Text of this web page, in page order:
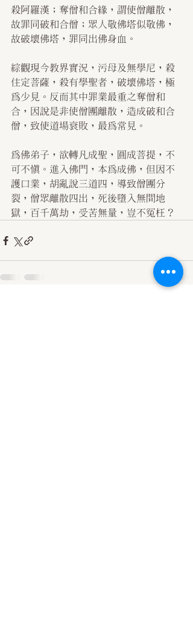
殺阿羅漢；奪僧和合緣，謂使僧離散，
故罪同破和合僧；眾人敬佛塔似敬佛，
故破壞佛塔，罪同出佛身血。
綜觀現今教界實況，污母及無學尼，殺
住定菩薩，殺有學聖者，破壞佛塔，極
為少見。反而其中罪業最重之奪僧和
合，因說是非使僧團離散，造成破和合
僧，致使道場衰敗，最為常見。
為佛弟子，欲轉凡成聖，圓成菩提，不
可不慎。進入佛門，本為成佛，但因不
護口業，胡亂說三道四，導致僧團分
裂，僧眾離散四出，死後墮入無間地
獄，百千萬劫，受苦無量，豈不冤枉？